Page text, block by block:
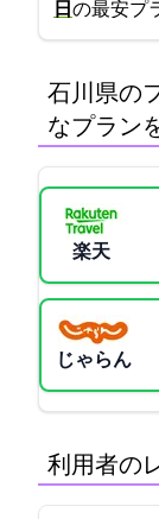
日 の最安プ
石川県の
なプラン
楽天GORA
じゃらん
利用者の